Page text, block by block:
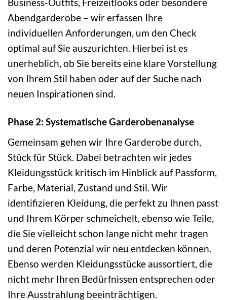
Business-Outfits, Freizeitlooks oder besondere
Abendgarderobe – wir erfassen Ihre
individuellen Anforderungen, um den Check
optimal auf Sie auszurichten. Hierbei ist es
unerheblich, ob Sie bereits eine klare Vorstellung
von Ihrem Stil haben oder auf der Suche nach
neuen Inspirationen sind.
Phase 2: Systematische Garderobenanalyse
Gemeinsam gehen wir Ihre Garderobe durch,
Stück für Stück. Dabei betrachten wir jedes
Kleidungsstück kritisch im Hinblick auf Passform,
Farbe, Material, Zustand und Stil. Wir
identifizieren Kleidung, die perfekt zu Ihnen passt
und Ihrem Körper schmeichelt, ebenso wie Teile,
die Sie vielleicht schon lange nicht mehr tragen
und deren Potenzial wir neu entdecken können.
Ebenso werden Kleidungsstücke aussortiert, die
nicht mehr Ihren Bedürfnissen entsprechen oder
Ihre Ausstrahlung beeinträchtigen.